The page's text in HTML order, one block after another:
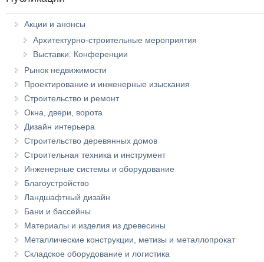
Акции и анонсы
Архитектурно-строительные мероприятия
Выставки. Конференции
Рынок недвижимости
Проектирование и инженерные изыскания
Строительство и ремонт
Окна, двери, ворота
Дизайн интерьера
Строительство деревянных домов
Строительная техника и инструмент
Инженерные системы и оборудование
Благоустройство
Ландшафтный дизайн
Бани и бассейны
Материалы и изделия из древесины
Металлические конструкции, метизы и металлопрокат
Складское оборудование и логистика